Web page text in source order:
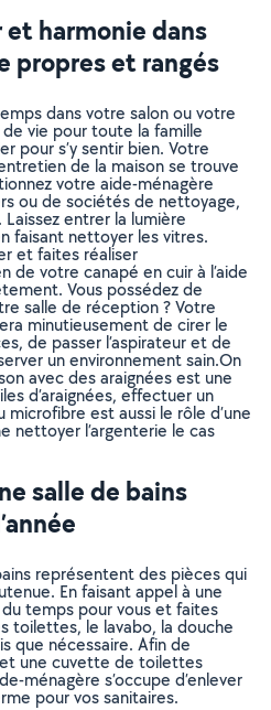
harmonie dans
propres et rangés
dans votre salon ou votre
vie pour toute la famille
pour s’y sentir bien. Votre
de la maison se trouve
votre aide-ménagère
ou de sociétés de nettoyage,
entrer la lumière
faisant nettoyer les vitres.
et faites réaliser
de votre canapé en cuir à l’aide
Vous possédez de
salle de réception ? Votre
minutieusement de cirer le
de passer l’aspirateur et de
un environnement sain.On
avec des araignées est une
d’araignées, effectuer un
est aussi le rôle d’une
nettoyer l’argenterie le cas
salle de bains
représentent des pièces qui
En faisant appel à une
temps pour vous et faites
toilettes, le lavabo, la douche
que nécessaire. Afin de
une cuvette de toilettes
ménagère s’occupe d’enlever
pour vos sanitaires.